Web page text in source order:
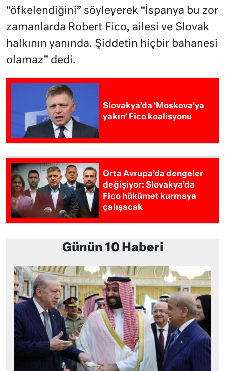
“öfkelendiğini” söyleyerek “İspanya bu zor
zamanlarda Robert Fico, ailesi ve Slovak
halkının yanında. Şiddetin hiçbir bahanesi
olamaz” dedi.
Slovakya’da ‘Moskova’ya
yakın’ Fico koalisyonu
Orta Avrupa’da dengeler
değişiyor: Slovakya’da
Fico hükümet kurmaya
çalışacak
Günün 10 Haberi